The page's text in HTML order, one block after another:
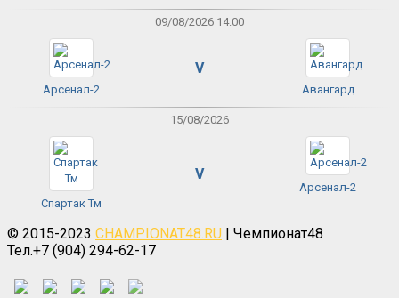
09/08/2026 14:00
Арсенал-2
V
Авангард
15/08/2026
Спартак Тм
V
Арсенал-2
© 2015-2023 CHAMPIONAT48.RU | Чемпионат48
Тел.+7 (904) 294-62-17